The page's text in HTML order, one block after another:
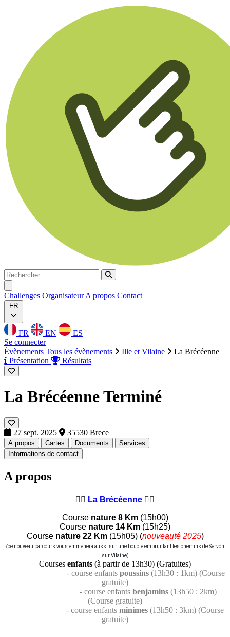
Rechercher
Rechercher
Challenges OrganisateurA propos Contact
FR
FR EN
ES
Se connecter
Évènements Tous les évènements Ille et Vilaine
La Brécéenne
Présentation
Résultats
La BrécéenneTerminé
27 sept. 2025 35530 Brece
A propos Cartes Documents
Services
Informations de contact
A propos
🏃‍♀️ La Brécéenne 🏃‍♂️
Course nature 8 Km(15h00)
Course nature 14 Km (15h25)
Course nature 22 Km(15h05) (nouveauté 2025)
(ce nouveau parcours vous emmènera aussi sur une boucle empruntant les chemins de Servon
sur Vilaine)
Courses enfants (à partir de 13h30) (Gratuites)
- course enfants poussins (13h30 : 1km) (Course
gratuite)
- course enfants benjamins (13h50 : 2km)
(Course gratuite)
- course enfants minimes (13h50 : 3km) (Course
gratuite)